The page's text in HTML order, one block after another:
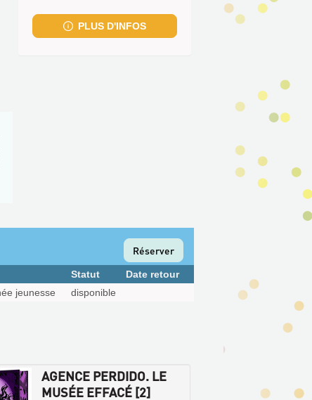
fenêtre)
PLUS D'INFOS
Réserver
Statut
Date retour
jeunesse disponible
AGENCE PERDIDO. LE
MUSÉE EFFACÉ [2]